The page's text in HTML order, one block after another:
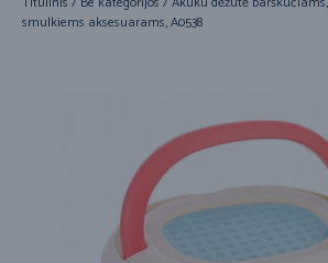
smulkiems aksesuarams, A0538